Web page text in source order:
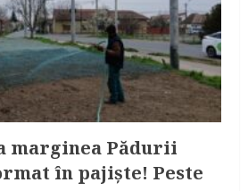
marginea Pădurii
în pajişte! Peste